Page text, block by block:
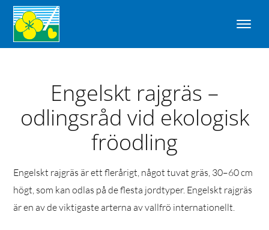
Engelskt rajgräs –
odlingsråd vid ekologisk
fröodling
Engelskt rajgräs är ett flerårigt, något tuvat gräs, 30–60 cm
högt, som kan odlas på de flesta jordtyper. Engelskt rajgräs
är en av de viktigaste arterna av vallfrö internationellt.